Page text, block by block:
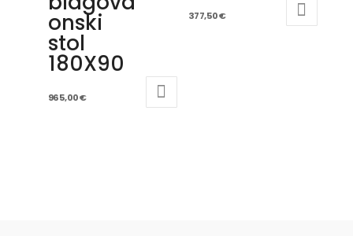
onski
stol
180X90
965,00€
377,50€